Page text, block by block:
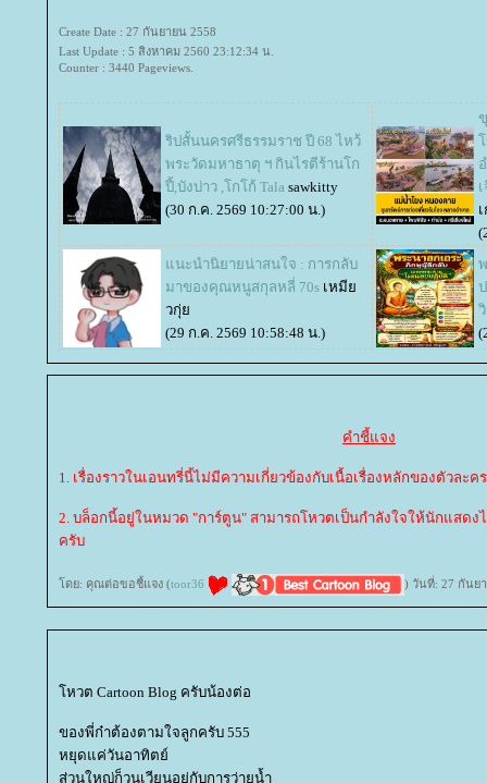
Create Date : 27 กันยายน 2558
Last Update : 5 สิงหาคม 2560 23:12:34 น.
Counter : 3440 Pageviews.
ริปสั้นนครศรีธรรมราช ปี 68 ไหว้
พระวัดมหาธาตุ ฯ กินไรตีร้านโก
ปี้,บังบ่าว ,โกโก้ Tala sawkitty
(30 ก.ค. 2569 10:27:00 น.)
นะนำนิยายน่าสนใจ : การกลับ
มาของคุณหนูสกุลหลี่ 70s เหมี
วกุ่
(29 ก.ค. 2569 10:58:48 น.)
คำชี้แจง
1. เรื่องราวในเอนทรี่นี้ไม่มีความเกี่ยวข้องกับเนื้อเรื่องหลักของตัวละค
2. บล็อกนี้อยู่ในหมวด "การ์ตูน" สามารถโหวตเป็นกำลังใจให้นักแสด
ครับ
ดย: คุณต่อขอชี้แจง (toor36 ) วันที่: 27 กันย
หวต Cartoon Blog ครับน้องต่อ
ของพี่ก๋าต้องตามใจลูกครับ 555
หยุดแค่วันอาทิตย์
ส่วนใหญ่ก็วนเวียนอยู่กับการว่ายน้ำ